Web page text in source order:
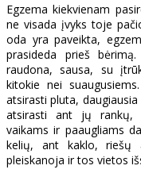
Egzema kiekvienam
ne visada įvyks toje
oda yra paveikta,
prasideda prieš
raudona, sausa, su
kitokie nei
atsirasti pluta,
atsirasti ant jų rankų,
vaikams ir paaugliams
kelių, ant kaklo, riešų
pleiskanoja ir tos vietos